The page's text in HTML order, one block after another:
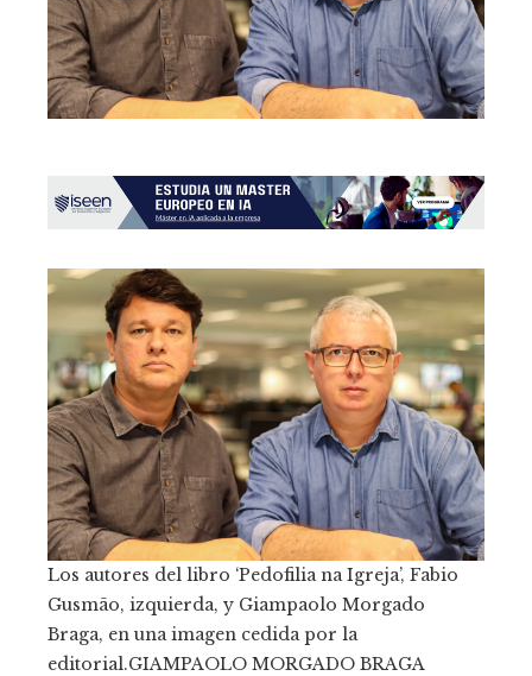
Los autores del libro ‘Pedofilia na Igreja’, Fabio
Gusmão, izquierda, y Giampaolo Morgado
Braga, en una imagen cedida por la
editorial.GIAMPAOLO MORGADO BRAGA